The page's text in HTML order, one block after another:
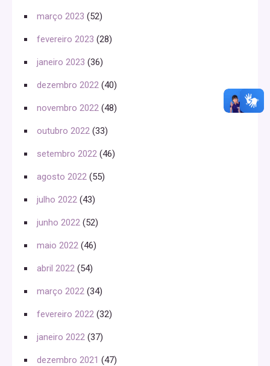
março 2023 (52)
fevereiro 2023 (28)
janeiro 2023 (36)
dezembro 2022 (40)
novembro 2022 (48)
outubro 2022 (33)
setembro 2022 (46)
agosto 2022 (55)
julho 2022 (43)
junho 2022 (52)
maio 2022 (46)
abril 2022 (54)
março 2022 (34)
fevereiro 2022 (32)
janeiro 2022 (37)
dezembro 2021 (47)